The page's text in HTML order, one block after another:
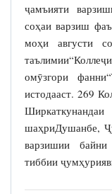
ҷамъияти
соҳаи варзиш
моҳи августи
омӯзгори
истодааст. 269
шаҳриДушанбе,
варзишии
тиббии